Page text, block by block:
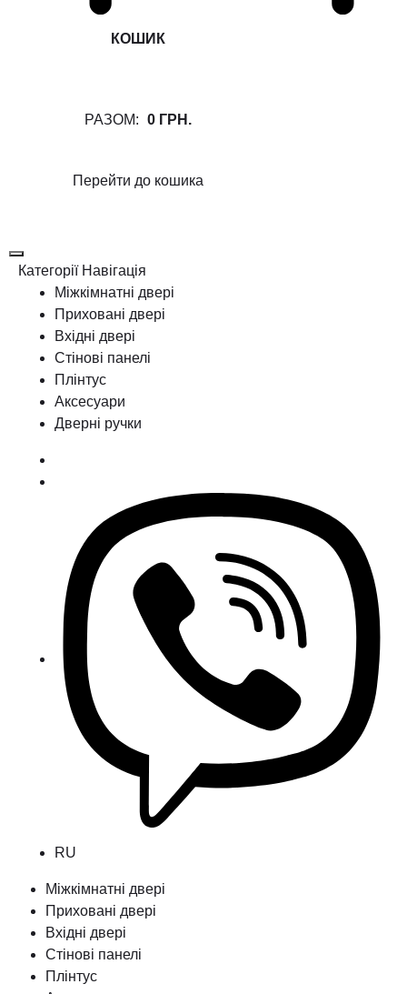
КОШИК
РАЗОМ: 0 ГРН.
Перейти до кошика
Категорії Навігація
Міжкімнатні двері
Приховані двері
Вхідні двері
Стінові панелі
Плінтус
Аксесуари
Дверні ручки
RU
Міжкімнатні двері
Приховані двері
Вхідні двері
Стінові панелі
Плінтус